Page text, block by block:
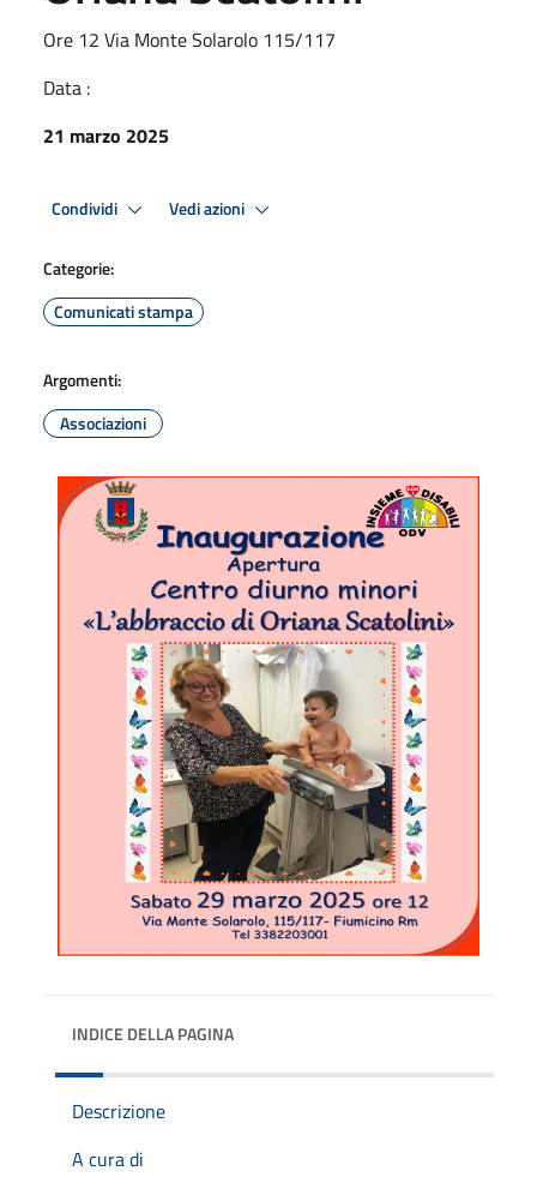
Ore 12 Via Monte Solarolo 115/117
Data :
21 marzo 2025
Condividi Vedi azioni
Categorie:
Comunicati stampa
Argomenti:
Associazioni
INDICE DELLA PAGINA
Descrizione
A cura di